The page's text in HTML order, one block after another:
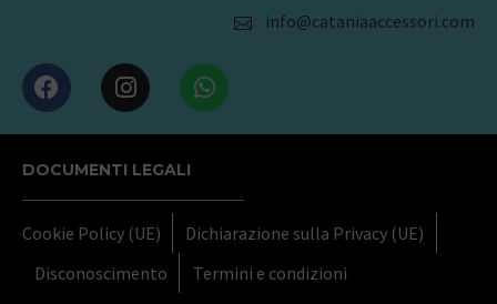
info@cataniaaccessori.com
DOCUMENTI LEGALI
Cookie Policy (UE)
Dichiarazione sulla Privacy (UE)
Disconoscimento
Termini e condizioni